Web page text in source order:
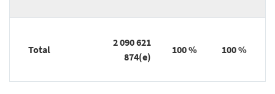
Total
2 090 621
874(e)
100 % 100 %